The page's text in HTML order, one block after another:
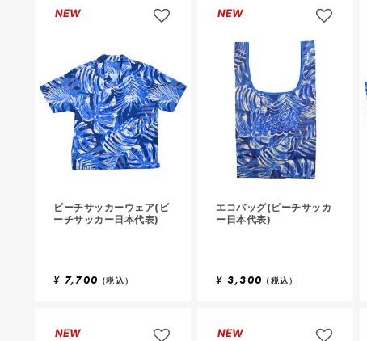
NEW
ビーチサッカーウェア(ビ
ーチサッカー日本代表)
¥ 7,700 (税込）
NEW
エコバッグ(ビーチサッカ
ー日本代表)
¥ 3,300 (税込）
NEW NEW